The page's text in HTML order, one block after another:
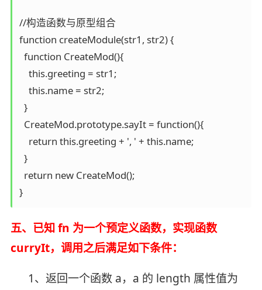
//构造函数与原型组合
function createModule(str1, str2) {
  function CreateMod(){
    this.greeting = str1;
    this.name = str2;
  }
  CreateMod.prototype.sayIt = function(){
    return this.greeting + ', ' + this.name;
  }
  return new CreateMod();
}
五、已知 fn 为一个预定义函数，实现函数
curryIt，调用之后满足如下条件：
1、返回一个函数 a，a 的 length 属性值为